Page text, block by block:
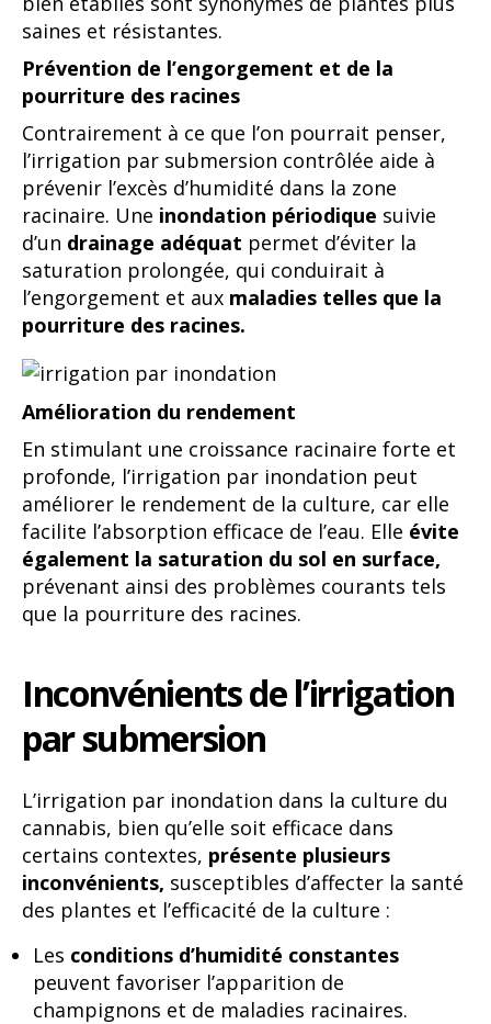
saines et résistantes.
Prévention de l’engorgement et de la
pourriture des racines
Contrairement à ce que l’on pourrait penser,
l’irrigation par submersion contrôlée aide à
prévenir l’excès d’humidité dans la zone
racinaire. Une inondation périodique suivie
d’un drainage adéquat permet d’éviter la
saturation prolongée, qui conduirait à
l’engorgement et aux maladies telles que la
pourriture des racines.
Amélioration du rendement
En stimulant une croissance racinaire forte et
profonde, l’irrigation par inondation peut
améliorer le rendement de la culture, car elle
facilite l’absorption efficace de l’eau. Elle évite
également la saturation du sol en surface,
prévenant ainsi des problèmes courants tels
que la pourriture des racines.
Inconvénients de l’irrigation
par submersion
L’irrigation par inondation dans la culture du
cannabis, bien qu’elle soit efficace dans
certains contextes, présente plusieurs
inconvénients, susceptibles d’affecter la santé
des plantes et l’efficacité de la culture :
Les conditions d’humidité constantes
peuvent favoriser l’apparition de
champignons et de maladies racinaires.